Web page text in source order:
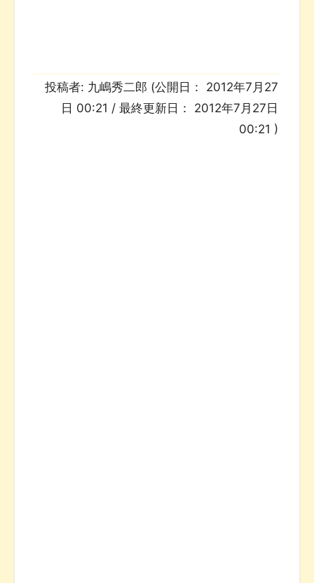
投稿者: 九嶋秀二郎 (公開日： 2012年7月27
日 00:21 / 最終更新日： 2012年7月27日
00:21 )